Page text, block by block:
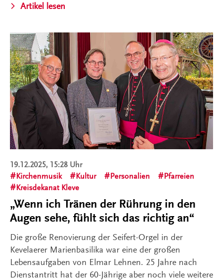
Artikel lesen
19.12.2025, 15:28 Uhr
Kirchenmusik
Kultur Personalien
Pfarreien
Kreisdekanat Kleve
„Wenn ich Tränen der Rührung in den
Augen sehe, fühlt sich das richtig an“
Die große Renovierung der Seifert-Orgel in der
Kevelaerer Marienbasilika war eine der großen
Lebensaufgaben von Elmar Lehnen. 25 Jahre nach
Dienstantritt hat der 60-Jährige aber noch viele weitere